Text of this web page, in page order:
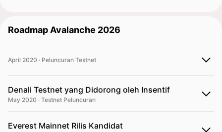
Roadmap Avalanche 2026
April 2020 · Peluncuran Testnet
Denali Testnet yang Didorong oleh Insentif
May 2020 · Testnet Peluncuran
Everest Mainnet Rilis Kandidat